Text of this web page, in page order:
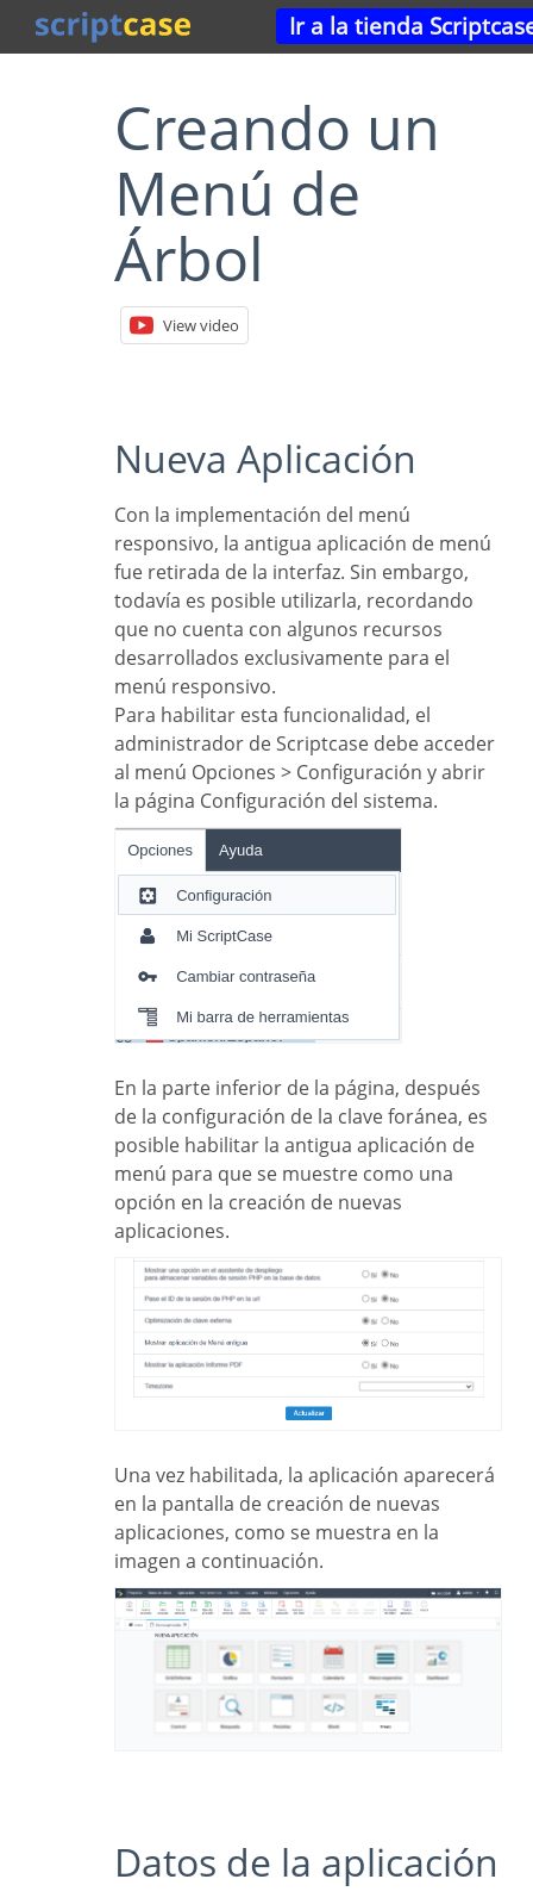
Ir a la tienda
Creando un
Menú de
Árbol
View video
Nueva Aplicación
Con la implementación del menú
responsivo, la antigua aplicación de menú
fue retirada de la interfaz. Sin embargo,
todavía es posible utilizarla, recordando
que no cuenta con algunos recursos
desarrollados exclusivamente para el
menú responsivo.
Para habilitar esta funcionalidad, el
administrador de Scriptcase debe acceder
al menú Opciones > Configuración y abrir
la página Configuración del sistema.
En la parte inferior de la página, después
de la configuración de la clave foránea, es
posible habilitar la antigua aplicación de
menú para que se muestre como una
opción en la creación de nuevas
aplicaciones.
Una vez habilitada, la aplicación aparecerá
en la pantalla de creación de nuevas
aplicaciones, como se muestra en la
imagen a continuación.
Datos de la aplicación